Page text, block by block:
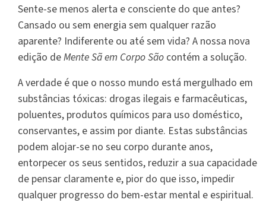
Sente-se menos alerta e consciente do que antes?
Cansado ou sem energia sem qualquer razão
aparente? Indiferente ou até sem vida? A nossa nova
edição deMente Sã em Corpo São contém a solução.
A verdade é que o nosso mundo está mergulhado em
substâncias tóxicas: drogas ilegais e farmacêuticas,
poluentes, produtos químicos para uso doméstico,
conservantes, e assim por diante. Estas substâncias
podem alojar-se no seu corpo durante anos,
entorpecer os seus sentidos, reduzir a sua capacidade
de pensar claramente e, pior do que isso, impedir
qualquer progresso do bem-estar mental e espiritual.